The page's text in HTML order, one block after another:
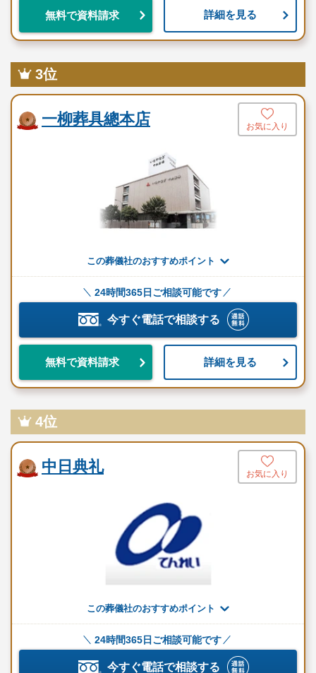
無料で資料請求 詳細を見る
3位
一柳葬具總本店 お気に入り
この葬儀社のおすすめポイント
24時間365日ご相談可能です
今すぐ電話で相談する
無料で資料請求 詳細を見る
4位
中日典礼 お気に入り
この葬儀社のおすすめポイント
24時間365日ご相談可能です
今すぐ電話で相談する